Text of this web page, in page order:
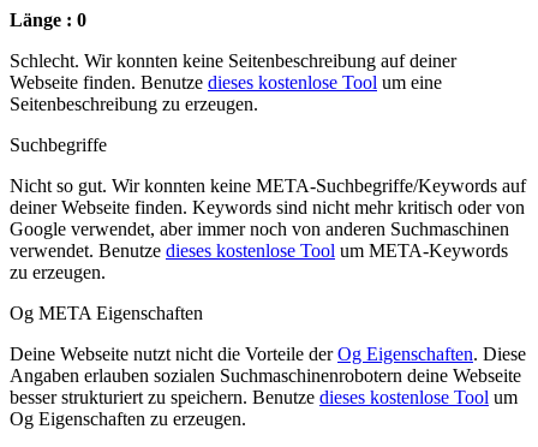
Länge : 0
Schlecht. Wir konnten keine Seitenbeschreibung auf deiner
Webseite finden. Benutze dieses kostenlose Tool um eine
Seitenbeschreibung zu erzeugen.
Suchbegriffe
Nicht so gut. Wir konnten keine META-Suchbegriffe/Keywords auf
deiner Webseite finden. Keywords sind nicht mehr kritisch oder von
Google verwendet, aber immer noch von anderen Suchmaschinen
verwendet. Benutze dieses kostenlose Tool um META-Keywords
zu erzeugen.
Og META Eigenschaften
Deine Webseite nutzt nicht die Vorteile derOg Eigenschaften. Diese
Angaben erlauben sozialen Suchmaschinenrobotern deine Webseite
besser strukturiert zu speichern. Benutze dieses kostenlose Tool um
Og Eigenschaften zu erzeugen.